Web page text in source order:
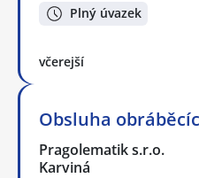
Plný úvazek
včerejší
Obsluha
Pragolematik s.r.o.
Karviná